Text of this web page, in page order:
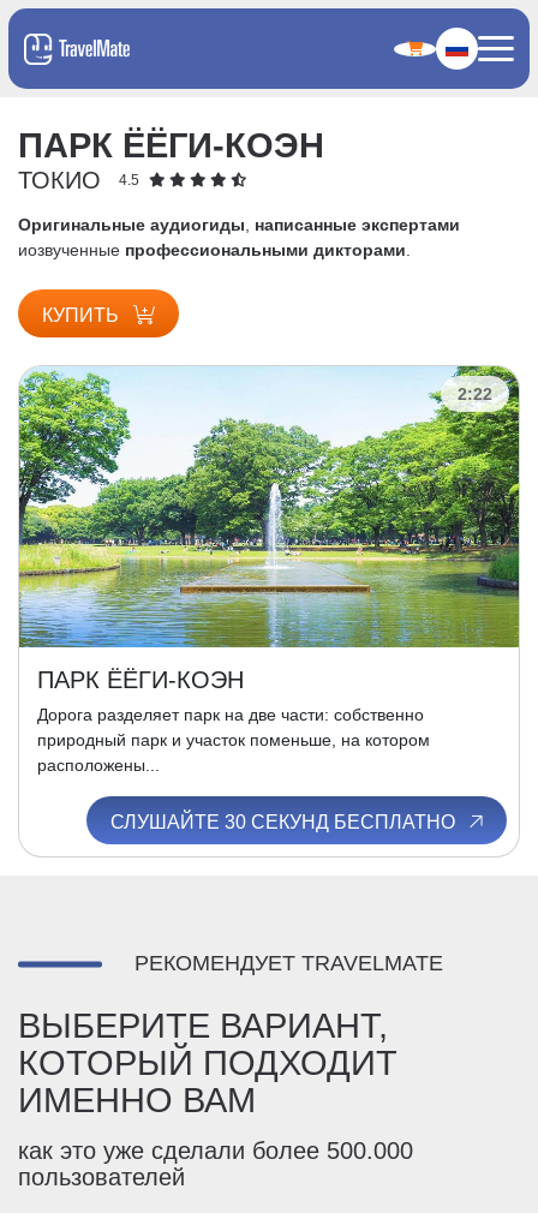
ПАРК ЁЁГИ-КОЭН
ТОКИО 4.5
Оригинальные аудиогиды
написанные экспертами
иозвученные профессиональными дикторами
КУПИТЬ
2:22
ПАРК ЁЁГИ-КОЭН
Дорога разделяет парк на две части: собственно
природный парк и участок поменьше, на котором
расположены...
СЛУШАЙТЕ 30 СЕКУНД БЕСПЛАТНО
РЕКОМЕНДУЕТ TRAVELMATE
ВЫБЕРИТЕ ВАРИАНТ,
КОТОРЫЙ ПОДХОДИТ
ИМЕННО ВАМ
как это уже сделали более 500.000
пользователей